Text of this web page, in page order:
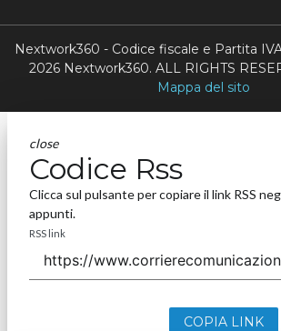
Nextwork360 - Codice fiscale e Partita
2026 Nextwork360. ALL RIGHTS
Mappa del sito
close
Codice Rss
Clicca sul pulsante per copiare il link RSS
appunti.
RSS link
COPIA LINK